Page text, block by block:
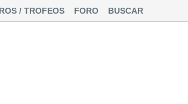
/ TROFEOS FORO BUSCAR